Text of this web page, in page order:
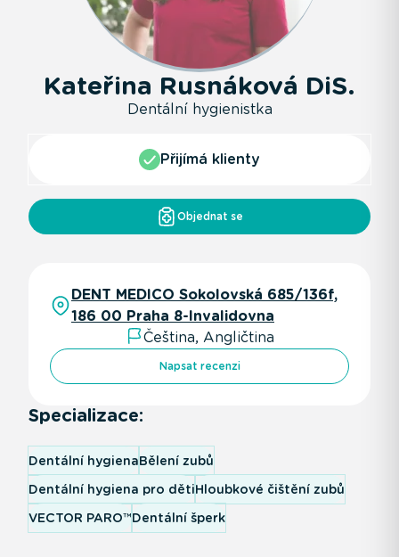
Kateřina Rusnáková DiS.
Dentální hygienistka
Přijímá klienty
Objednat se
DENT MEDICO Sokolovská 685/136f,
186 00 Praha 8-Invalidovna
Čeština, Angličtina
Napsat recenzi
Specializace:
Dentální hygienaBělení zubů
Dentální hygiena pro dětiHloubkové čištění zubů
VECTOR PARO™Dentální šperk